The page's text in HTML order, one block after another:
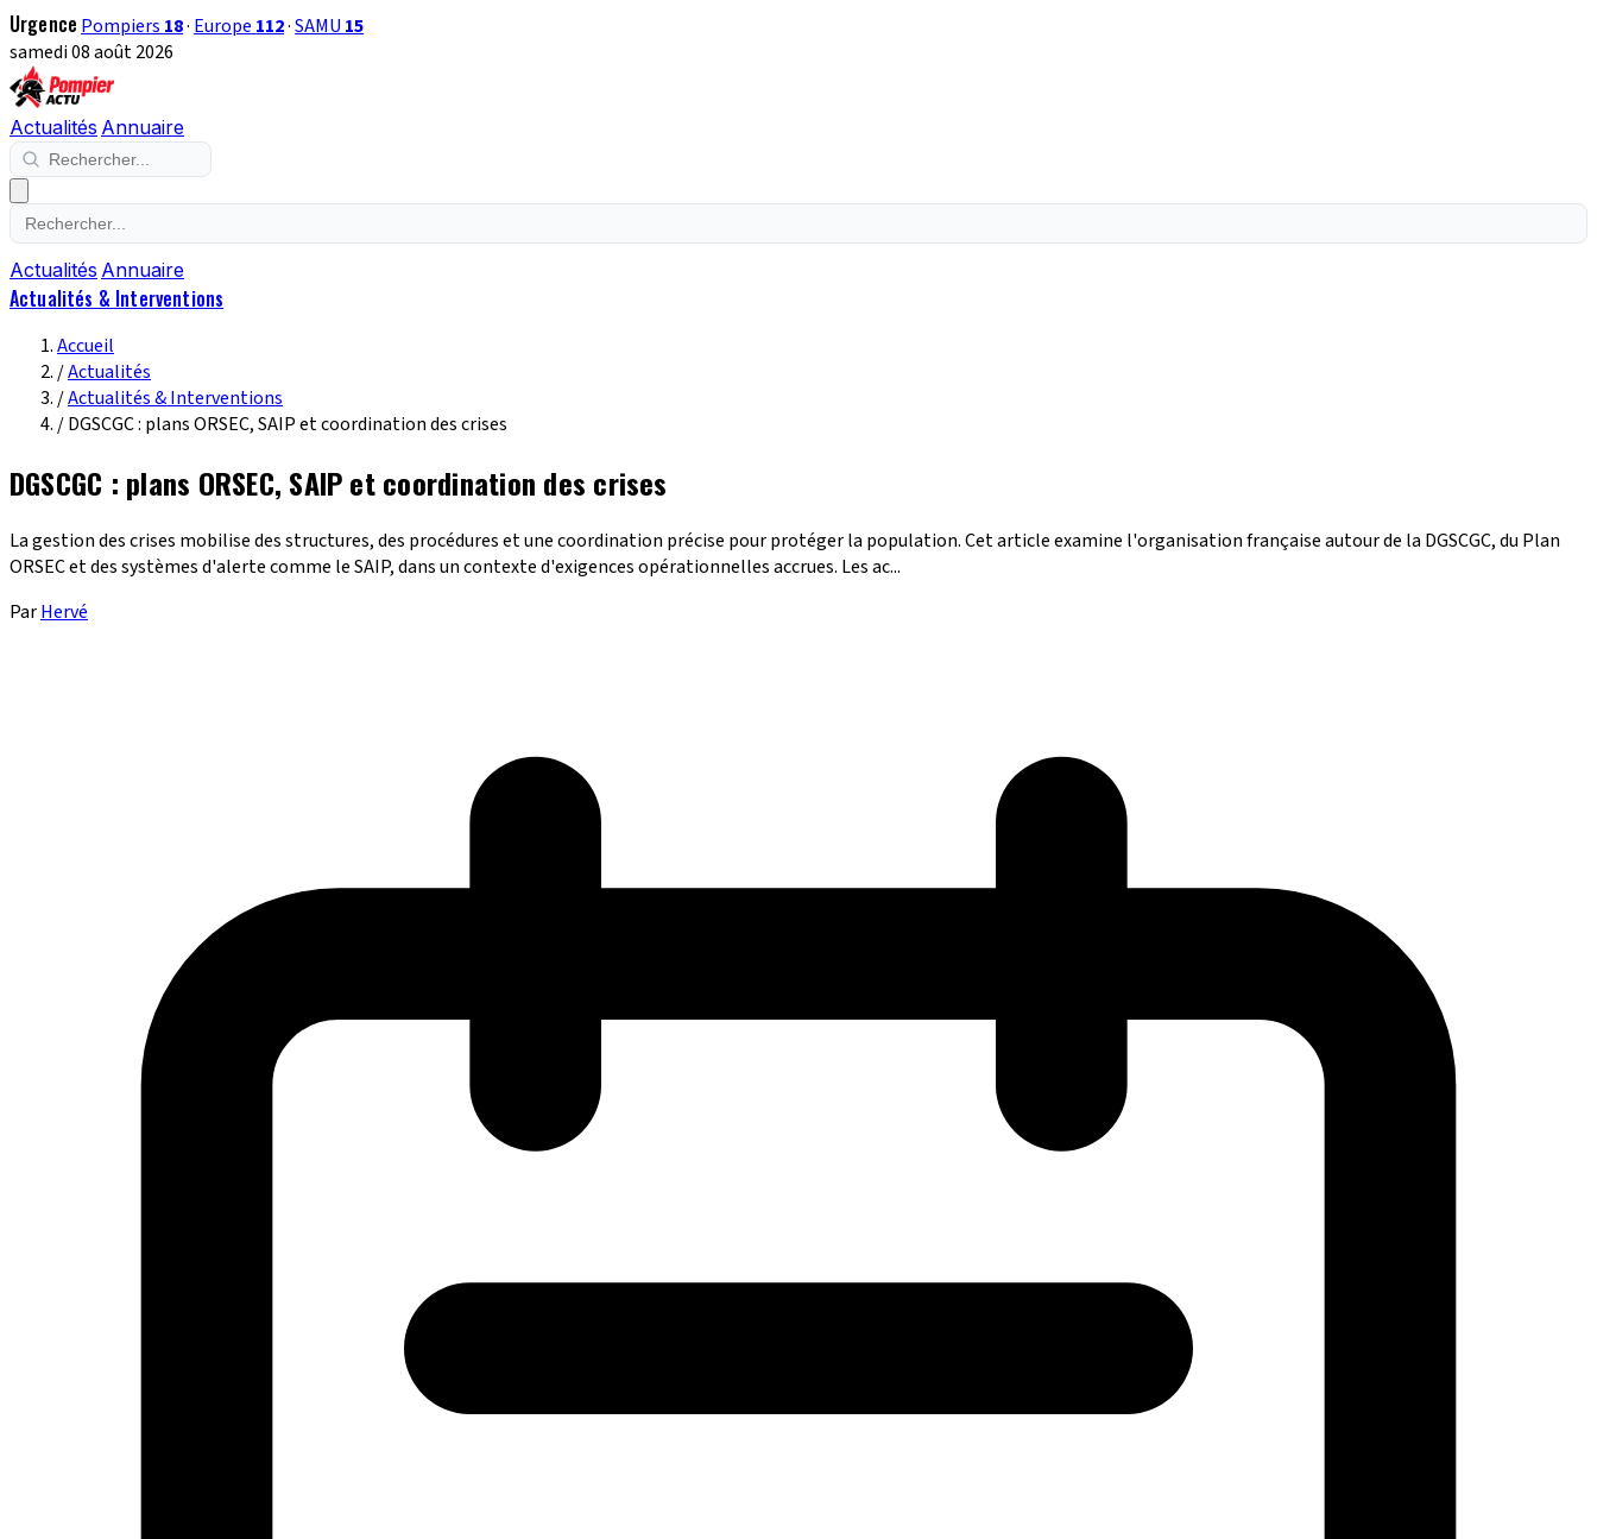
Urgence Pompiers 18· Europe 112·SAMU 15
samedi 08 août 2026
Actualités Annuaire
Actualités Annuaire
Actualités & Interventions
Accueil
/Actualités
/Actualités & Interventions
/DGSCGC : plans ORSEC, SAIP et coordination des crises
DGSCGC : plans ORSEC, SAIP et coordination des crises
La gestion des crises mobilise des structures, des procédures et une coordination précise pour protéger la population. Cet article examine l'organisation française autour de la DGSCGC, du Plan
ORSEC et des systèmes d'alerte comme le SAIP, dans un contexte d'exigences opérationnelles accrues. Les ac...
ParHervé